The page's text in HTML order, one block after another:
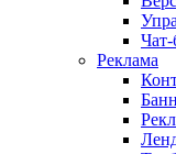
Чат-
Реклама